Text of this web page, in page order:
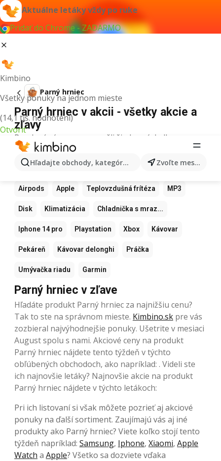
Aktuálne letáky vždy po ruke
Pridať do Chrome - ZADARMO
Kimbino
Všetky ponuky na jednom mieste
(14,1 tis. hodnotení)
Otvoriť
Hľadajte obchody, kategórie, produkty... Zvoľte mesto
Parný hrniec
Parný hrniec v akcii - všetky akcie a
zľavy
Pre daný výraz sme nenašli žiadne výsledky.
Ďalšie obľúbené produkty
Samsung Xiaomi Apple Watch
Airpods Apple Teplovzdušná frítéza MP3
Disk Klimatizácia Chladnička s mraz...
Iphone 14 pro Playstation Xbox Kávovar
Pekáreň Kávovar delonghi Práčka
Umývačka riadu Garmin
Parný hrniec v zľave
Hľadáte produkt Parný hrniec za najnižšiu cenu?
Tak to ste na správnom mieste. Kimbino.sk pre vás
zozbieral najvýhodnejšie ponuky. Ušetrite v mesiaci
August spolu s nami. Akciové ceny na produkt
Parný hrniec nájdete tento týždeň v týchto
obľúbených obchodoch, ako napríklad: . Videli ste
ich najnovšie letáky? Najnovšie akcie na produkt
Parný hrniec nájdete v týchto letákoch:
Pri ich listovaní si však môžete pozrieť aj akciové
ponuky na ďalší sortiment. Zaujímajú vás aj iné
produkty ako Parný hrniec? Viete koľko stojí tento
týždeň napríklad: Samsung, Iphone, Xiaomi, Apple
Watch a Apple? Všetko sa dozviete vďaka